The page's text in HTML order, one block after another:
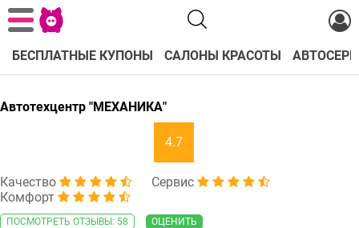
БЕСПЛАТНЫЕ КУПОНЫ САЛОНЫ КРАСОТЫ
Автотехцентр "МЕХАНИКА"
4.7
Качество
Сервис
Комфорт
ПОСМОТРЕТЬ ОТЗЫВЫ: 58 ОЦЕНИТЬ